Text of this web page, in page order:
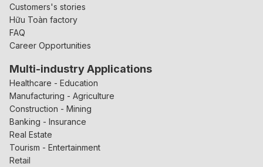
Customers's stories
Hữu Toàn factory
FAQ
Career Opportunities
Multi-industry Applications
Healthcare - Education
Manufacturing - Agriculture
Construction - Mining
Banking - Insurance
Real Estate
Tourism - Entertainment
Retail